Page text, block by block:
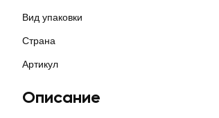
Вид упаковки
Страна
Артикул
Описание